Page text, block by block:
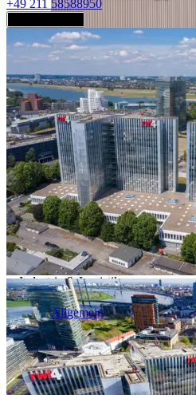
Industrie & Logistik
Allgemein
+49 211 58588950